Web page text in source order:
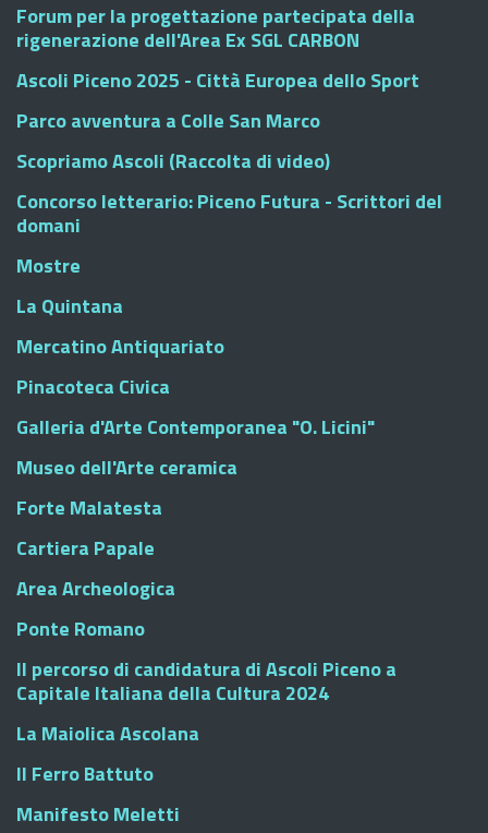
Forum per la progettazione partecipata della
rigenerazione dell'Area Ex SGL CARBON
Ascoli Piceno 2025 - Città Europea dello Sport
Parco avventura a Colle San Marco
Scopriamo Ascoli (Raccolta di video)
Concorso letterario: Piceno Futura - Scrittori del
domani
Mostre
La Quintana
Mercatino Antiquariato
Pinacoteca Civica
Galleria d'Arte Contemporanea "O. Licini"
Museo dell'Arte ceramica
Forte Malatesta
Cartiera Papale
Area Archeologica
Ponte Romano
Il percorso di candidatura di Ascoli Piceno a
Capitale Italiana della Cultura 2024
La Maiolica Ascolana
Il Ferro Battuto
Manifesto Meletti